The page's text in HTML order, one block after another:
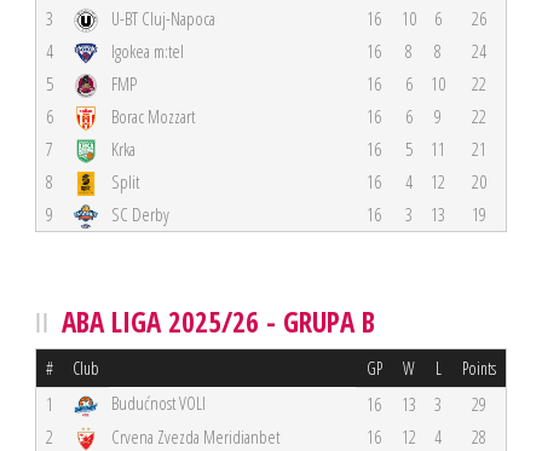
3
U-BT Cluj-Napoca 16 10 6
26
4
Igokea m:tel 16 8 8
24
5
FMP 16 6 10
22
6
Borac Mozzart 16 6 9
22
7
Krka 16 5 11
21
8
Split 16 4 12
20
9
SC Derby 16 3 13 19
ABA LIGA 2025/26 - GRUPA B
# Club GP W L Points
1 Budućnost VOLI 16 13 3
29
2
Crvena Zvezda Meridianbet 16 12 4
28